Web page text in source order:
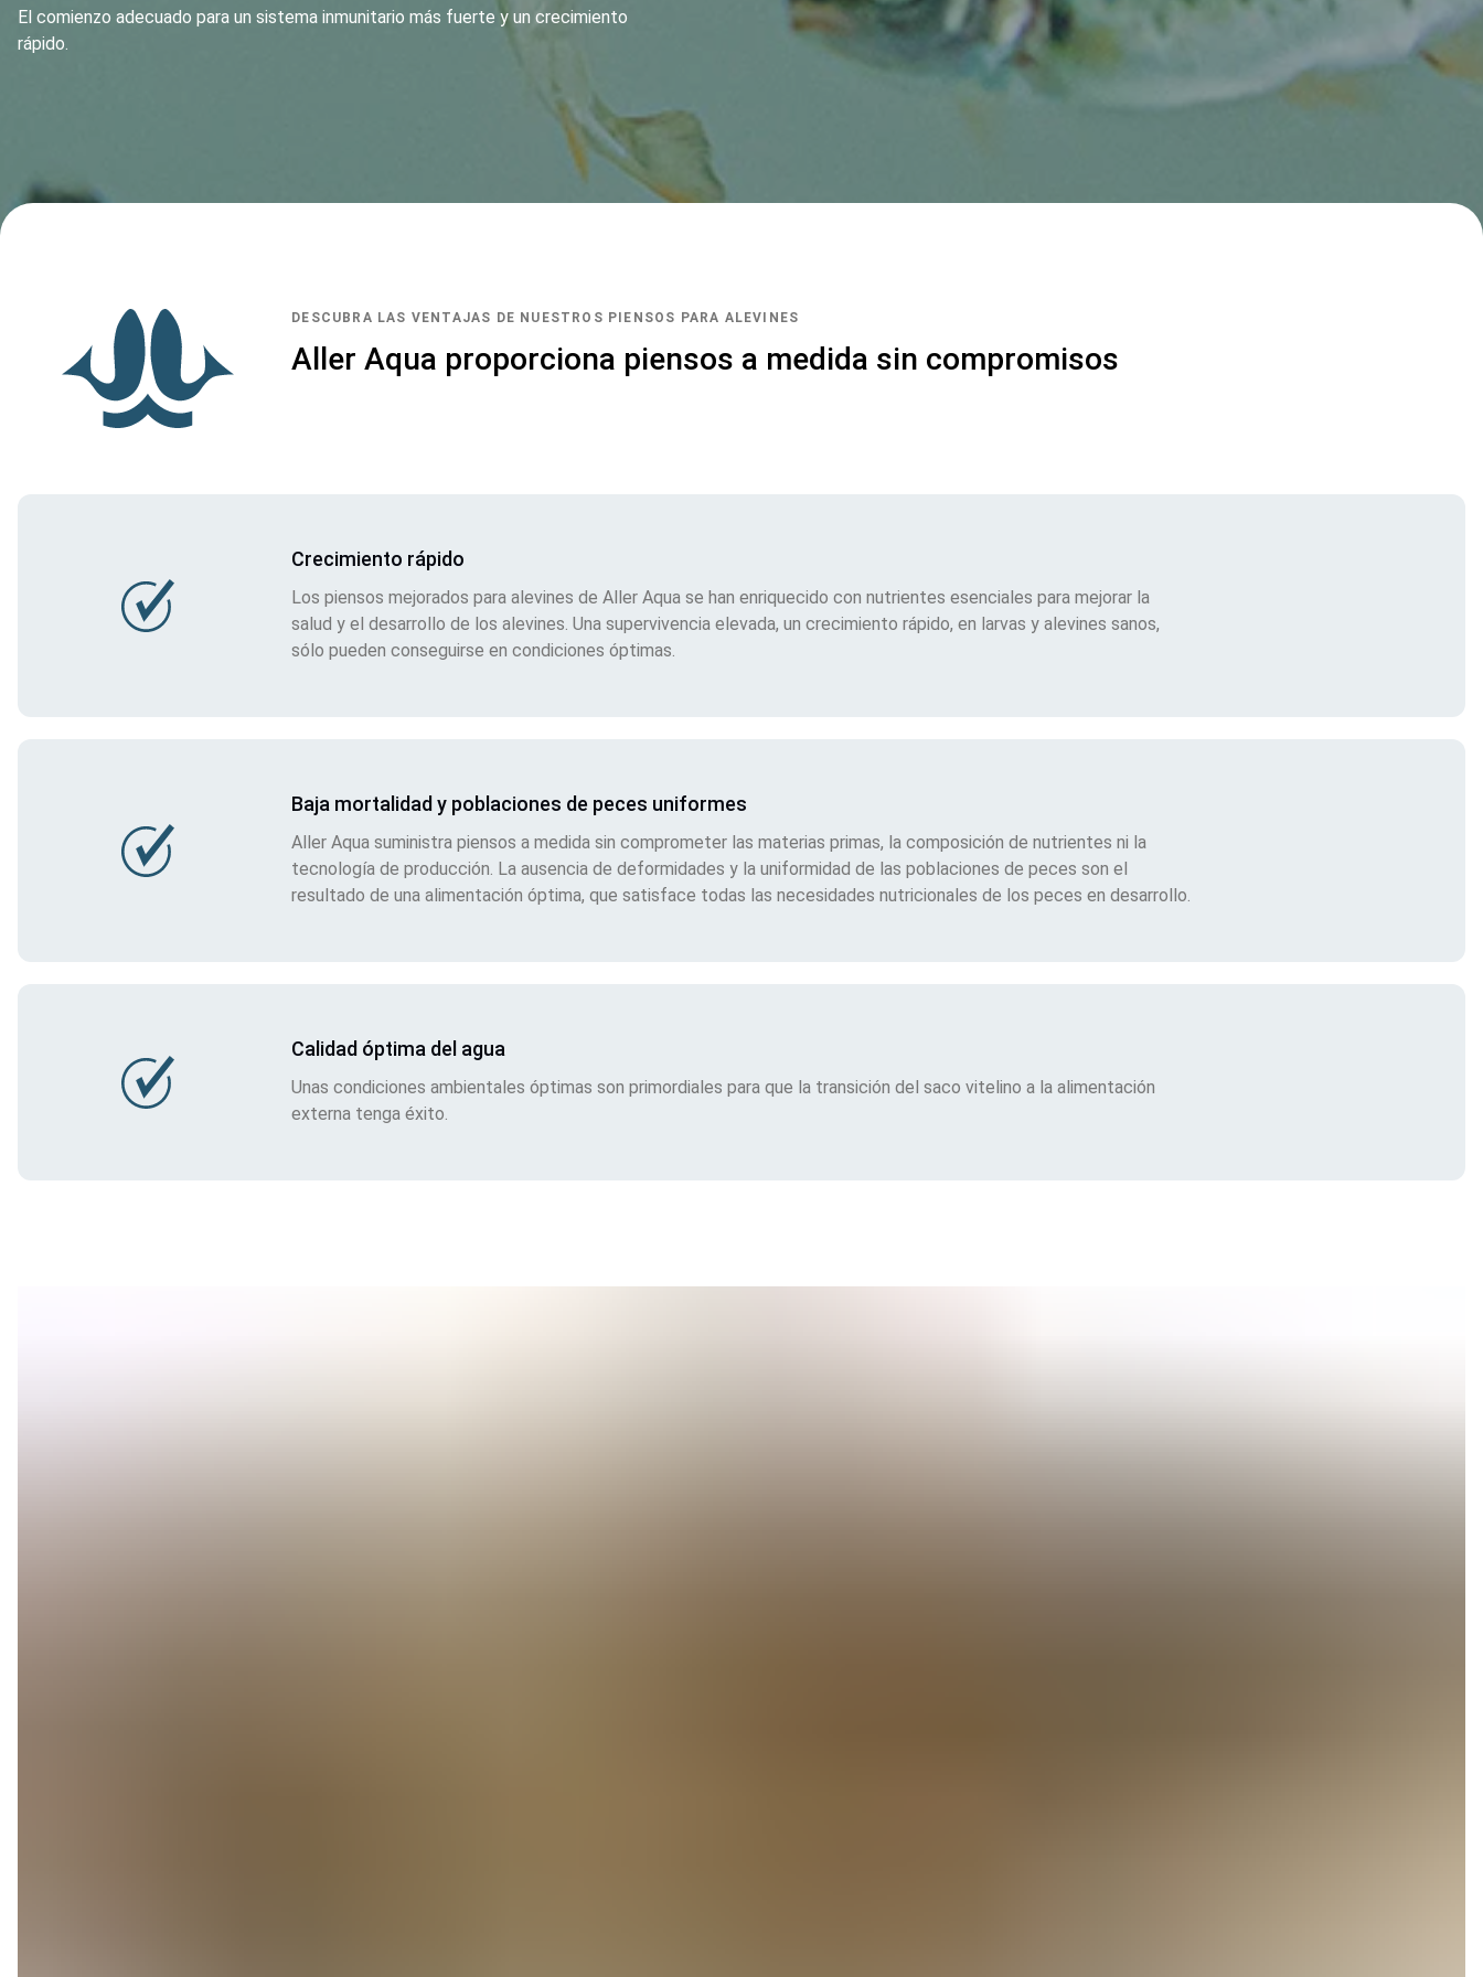
El comienzo adecuado para un sistema inmunitario más fuerte y un crecimiento
rápido.
DESCUBRA LAS VENTAJAS DE NUESTROS PIENSOS PARA ALEVINES
Aller Aqua proporciona piensos a medida sin compromisos
Crecimiento rápido
Los piensos mejorados para alevines de Aller Aqua se han enriquecido con nutrientes esenciales para mejorar la
salud y el desarrollo de los alevines. Una supervivencia elevada, un crecimiento rápido, en larvas y alevines sanos,
sólo pueden conseguirse en condiciones óptimas.
Baja mortalidad y poblaciones de peces uniformes
Aller Aqua suministra piensos a medida sin comprometer las materias primas, la composición de nutrientes ni la
tecnología de producción. La ausencia de deformidades y la uniformidad de las poblaciones de peces son el
resultado de una alimentación óptima, que satisface todas las necesidades nutricionales de los peces en desarrollo.
Calidad óptima del agua
Unas condiciones ambientales óptimas son primordiales para que la transición del saco vitelino a la alimentación
externa tenga éxito.